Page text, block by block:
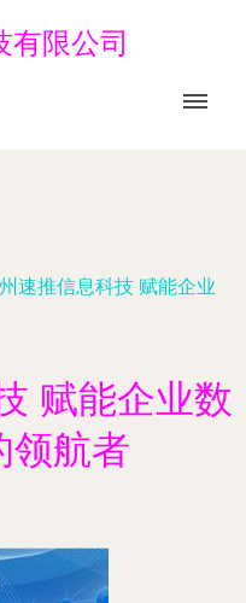
有限公司
速推信息科技 赋能企业
赋能企业数
领航者